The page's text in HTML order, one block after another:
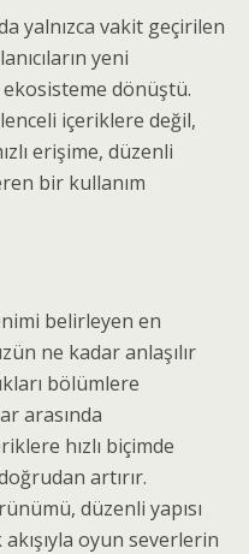
yalnızca vakit geçirilen
yeni
dönüştü.
içeriklere değil,
erişime, düzenli
bir kullanım
belirleyen en
ne kadar anlaşılır
bölümlere
arasında
hızlı biçimde
artırır.
düzenli yapısı
oyun severlerin